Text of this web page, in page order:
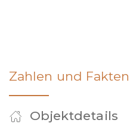
Zahlen und Fakten
Objektdetails